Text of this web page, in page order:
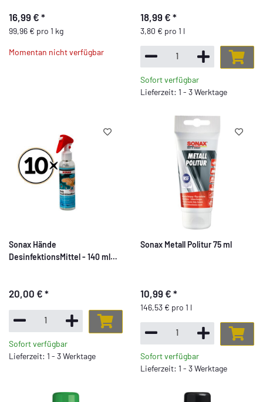
16,99 € *
99,96 € pro 1 kg
Momentan nicht verfügbar
18,99 € *
3,80 € pro 1 l
Sofort verfügbar
Lieferzeit: 1 - 3 Werktage
Sonax Hände
DesinfektionsMittel - 140 ml
20,00 € *
Sofort verfügbar
Lieferzeit: 1 - 3 Werktage
Sonax Metall Politur 75 ml
10,99 € *
146,53 € pro 1 l
Sofort verfügbar
Lieferzeit: 1 - 3 Werktage